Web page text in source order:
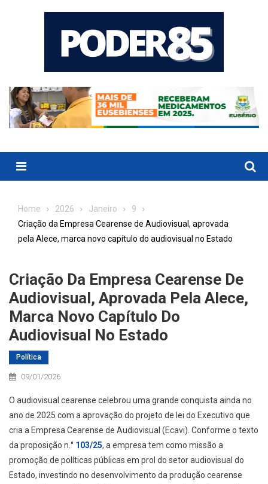
Menu
Home 2026 Janeiro
9
Criação da Empresa Cearense de Audiovisual, aprovada
pela Alece, marca novo capítulo do audiovisual no Estado
Criação Da Empresa Cearense De
Audiovisual, Aprovada Pela Alece,
Marca Novo Capítulo Do
Audiovisual No Estado
Política
09/01/2026
O audiovisual cearense celebrou uma grande conquista ainda no
ano de 2025 com a aprovação do projeto de lei do Executivo que
cria a Empresa Cearense de Audiovisual (Ecavi). Conforme o texto
da proposição n.° 103/25, a empresa tem como missão a
promoção de políticas públicas em prol do setor audiovisual do
Estado, investindo no desenvolvimento da produção cearense